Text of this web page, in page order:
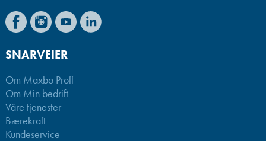
SNARVEIER
Om Maxbo Proff
Om Min bedrift
Våre tjenester
Bærekraft
Kundeservice